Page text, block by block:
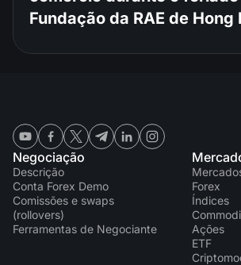
Fundação da RAE de Hong
Negociação
Descrição
Conta Forex Demo
Comissões e swaps
(rollovers)
Ferramentas de Negociante
Forex
Índices
Ações
ETF